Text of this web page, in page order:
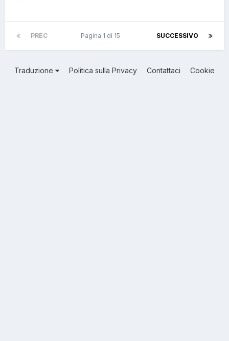
PREC SUCCESSIVO
Pagina 1 di 15
Traduzione Politica sulla Privacy Contattaci Cookie